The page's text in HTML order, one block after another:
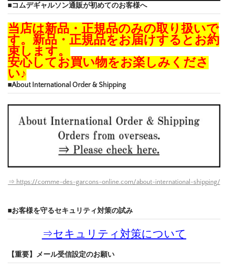
■コムデギャルソン通販が初めてのお客様へ
当店は新品・正規品のみの取り扱いで
す。新品・正規品をお届けするとお約
束します。
安心してお買い物をお楽しみくださ
い♪
■About International Order & Shipping
⇒ https://comme-des-garcons-online.com/about-international-shipping/
■お客様を守るセキュリティ対策の試み
⇒セキュリティ対策について
【重要】メール受信設定のお願い